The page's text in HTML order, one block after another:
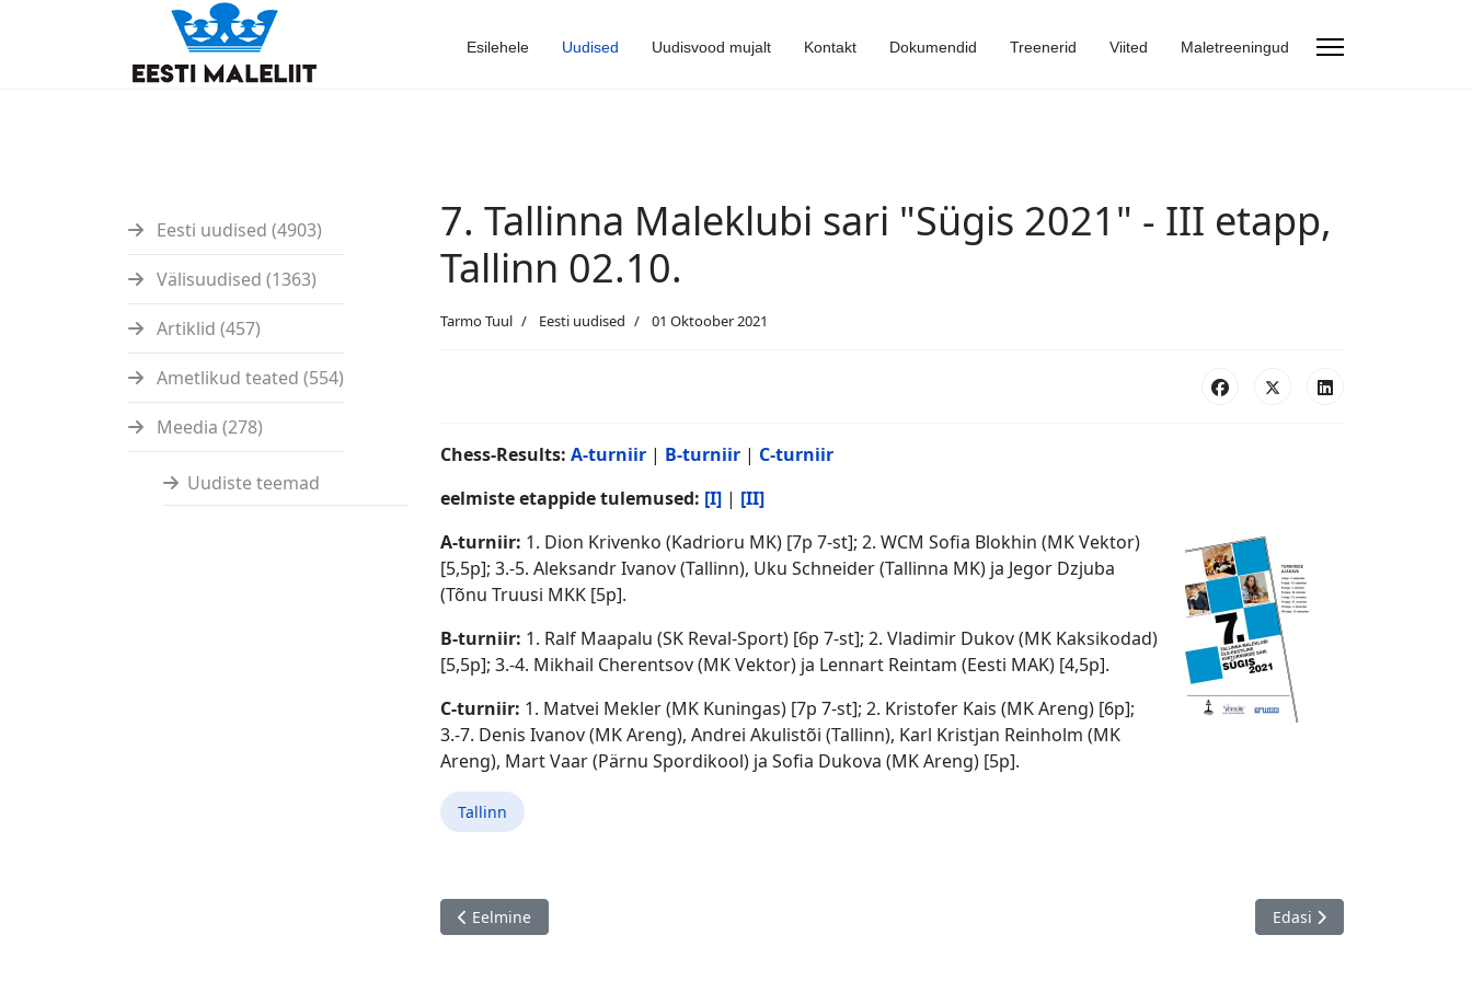
Esilehele Uudised Uudisvood mujalt Kontakt Dokumendid Treenerid Viited Maletreeningud
Eesti uudised (4903)
Välisuudised (1363)
Artiklid (457)
Ametlikud teated (554)
Meedia (278)
Uudiste teemad
7. Tallinna Maleklubi sari "Sügis 2021" - III etapp,
Tallinn 02.10.
Tarmo Tuul Eesti uudised 01 Oktoober 2021
Chess-Results: A-turniir | B-turniir | C-turniir
eelmiste etappide tulemused: [I] | [II]
A-turniir: 1. Dion Krivenko (Kadrioru MK) [7p 7-st]; 2. WCM Sofia Blokhin (MK Vektor)
[5,5p]; 3.-5. Aleksandr Ivanov (Tallinn), Uku Schneider (Tallinna MK) ja Jegor Dzjuba
(Tõnu Truusi MKK [5p].
B-turniir: 1. Ralf Maapalu (SK Reval-Sport) [6p 7-st]; 2. Vladimir Dukov (MK Kaksikodad)
[5,5p]; 3.-4. Mikhail Cherentsov (MK Vektor) ja Lennart Reintam (Eesti MAK) [4,5p].
C-turniir: 1. Matvei Mekler (MK Kuningas) [7p 7-st]; 2. Kristofer Kais (MK Areng) [6p];
3.-7. Denis Ivanov (MK Areng), Andrei Akulistõi (Tallinn), Karl Kristjan Reinholm (MK
Areng), Mart Vaar (Pärnu Spordikool) ja Sofia Dukova (MK Areng) [5p].
Tallinn
Eelmine artikkel: Tõnu Truus 75!
Eelmine Järgmine artikkel:
Edasi